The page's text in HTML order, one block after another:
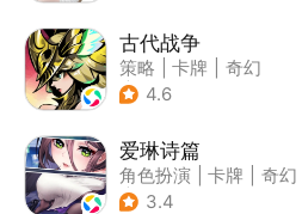
古代战争
策略 卡牌
奇幻
| 卡通
4.6
爱琳诗篇
角色扮演 卡牌
奇幻
| 美少女
3.4